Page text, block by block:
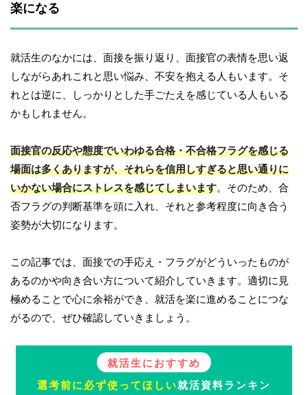
楽になる
就活生のなかには、面接を振り返り、面接官の表情を思い返
しながらあれこれと思い悩み、不安を抱える人もいます。そ
れとは逆に、しっかりとした手ごたえを感じている人もいる
かもしれません。
面接官の反応や態度でいわゆる合格・不合格フラグを感じる
場面は多くありますが、それらを信用しすぎると思い通りに
いかない場合にストレスを感じてしまいます。そのため、合
否フラグの判断基準を頭に入れ、それと参考程度に向き合う
姿勢が大切になります。
この記事では、面接での手応え・フラグがどういったものが
あるのかや向き合い方について紹介していきます。適切に見
極めることで心に余裕ができ、就活を楽に進めることにつな
がるので、ぜひ確認していきましょう。
就活生におすすめ
選考前に必ず使ってほしい就活資料ランキン